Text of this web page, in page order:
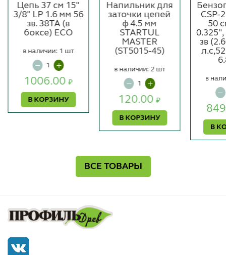
Цепь 37 см 15"
3/8" LP 1.6 мм 56
зв. 38TA (в
боксе) ECO
1006.00₽
В КОРЗИНУ
в наличии: 1 шт
Напильник для
заточки цепей
ф 4.5 мм
STARTUL
MASTER
(ST5015-45)
120.00₽
В КОРЗИНУ
в наличии: 2 шт
CSP-
50
зв
В
в
ВСЕ ТОВАРЫ